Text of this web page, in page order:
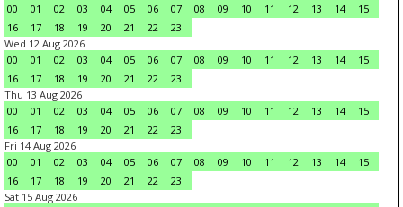
00
01 02 03 04 05 06 07 08 09 10 11 12 13 14
15
16
17 18 19 20 21 22
23
Wed 12 Aug 2026
00
01 02 03 04 05 06 07 08 09 10 11 12 13 14
15
16
17 18 19 20 21 22
23
Thu 13 Aug 2026
00
01 02 03 04 05 06 07 08 09 10 11 12 13 14
15
16
17 18 19 20 21 22
23
Fri 14 Aug 2026
00
01 02 03 04 05 06 07 08 09 10 11 12 13 14
15
16
17 18 19 20 21 22
23
Sat 15 Aug 2026